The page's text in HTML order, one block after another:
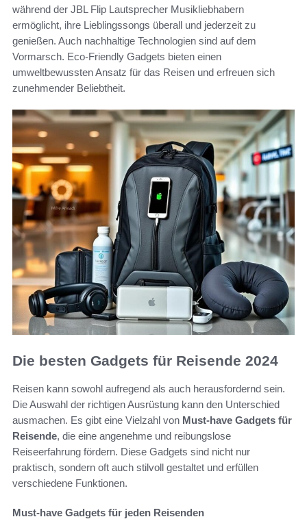
während der JBL Flip Lautsprecher Musikliebhabern
ermöglicht, ihre Lieblingssongs überall und jederzeit zu
genießen. Auch nachhaltige Technologien sind auf dem
Vormarsch. Eco-Friendly Gadgets bieten einen
umweltbewussten Ansatz für das Reisen und erfreuen sich
zunehmender Beliebtheit.
Die besten Gadgets für Reisende 2024
Reisen kann sowohl aufregend als auch herausfordernd sein.
Die Auswahl der richtigen Ausrüstung kann den Unterschied
ausmachen. Es gibt eine Vielzahl von Must-have Gadgets für
Reisende, die eine angenehme und reibungslose
Reiseerfahrung fördern. Diese Gadgets sind nicht nur
praktisch, sondern oft auch stilvoll gestaltet und erfüllen
verschiedene Funktionen.
Must-have Gadgets für jeden Reisenden